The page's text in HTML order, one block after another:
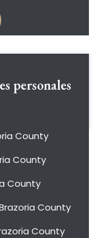
personales
County
County
County
County
County